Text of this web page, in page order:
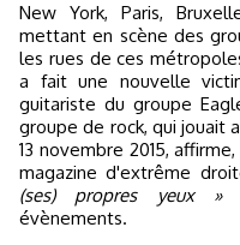
New York, Paris, Bruxelles... Le syndrome hallucinogène
mettant en scène des
les rues de ces
a fait une nouvelle
guitariste du groupe
groupe de rock, qui jouait
13 novembre 2015,
magazine d'extrême
(ses) propres yeux »
évènements.